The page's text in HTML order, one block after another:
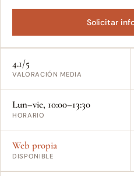
Solicitar
4.1/5
VALORACIÓN MEDIA
Lun–vie, 10:00–13:30
HORARIO
Web propia
DISPONIBLE